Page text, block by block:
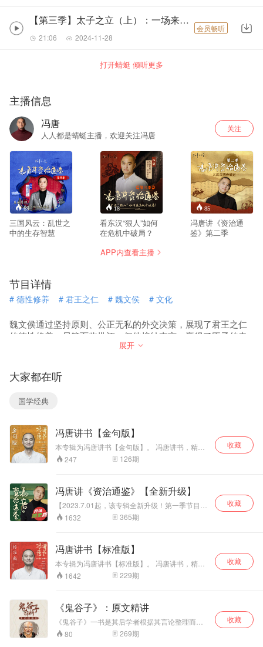
【第三季】太子之立（上）：一场来自汉成帝的继承人面试
21:06 2024-11-28
会员畅听
打开蜻蜓 倾听更多
主播信息
冯唐
人人都是蜻蜓主播，欢迎关注冯唐
关注
69
三国风云：乱世之
中的生存智慧
18
看东汉“狠人”如何
在危机中破局？
85
冯唐讲《资治通
鉴》第二季
APP内查看主播
节目详情
# 德性修养 # 君王之仁 # 魏文侯 # 文化
魏文侯通过坚持原则、公正无私的外交决策，展现了君王之仁
的德性修养，尽管面临批评，但他接纳直言，赢得了臣子的忠
展开
大家都在听
国学经典
冯唐讲书【金句版】
本专辑为冯唐讲书【金句版】。 冯唐讲书，精选
金线以上经典著作，用独具冯唐味儿的解读，用
读者意料之外的“非分”视角， 剥开经典的外衣，
透。
247 126期
收藏
冯唐讲《资治通鉴》【全新升级】
【2023.7.01起，该专辑全新升级！第一季节目已
完结】 历史代表着“通鉴”，“通”，从古至
今；“鉴”，镜子，过去的镜子——提示现在，也提
学”的核心构成部分，是一部伟大的“地球人生存指
南”；以西方案例法重构中国先贤们的故事，结合
冯唐20多年管理实践，为大家提供“实用、接地
气、本土化”的管理行动指南。
1632 365期
收藏
冯唐讲书【标准版】
本专辑为冯唐讲书【标准版】。 冯唐讲书，精选
金线以上经典著作，用独具冯唐味儿的解读，用
读者意料之外的“非分”视角， 剥开经典的外衣，
1642 229期
收藏
《鬼谷子》：原文精讲
《鬼谷子》一书是其后学者根据其言论整理而成
的，这部两千多年前的谋略学巨著，是中国传统
文化中的奇葩，历来被人们称为“智慧之禁果，旷
80 269期
收藏